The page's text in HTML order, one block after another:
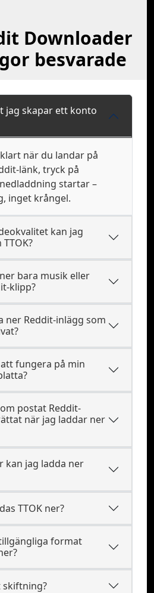
Downloader
besvarade
jag skapar ett konto
när du landar på
länk, tryck på
startar –
inget krångel.
kan jag
bara musik eller
klipp?
ner Reddit-inlägg som
fungera på min
postat Reddit-
när jag laddar ner
kan jag ladda ner
TTOK ner?
format
skiftning?